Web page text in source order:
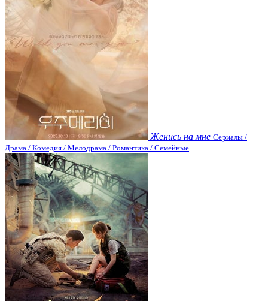
Женись на мне Сериалы /
Драма / Комедия / Мелодрама / Романтика / Семейные